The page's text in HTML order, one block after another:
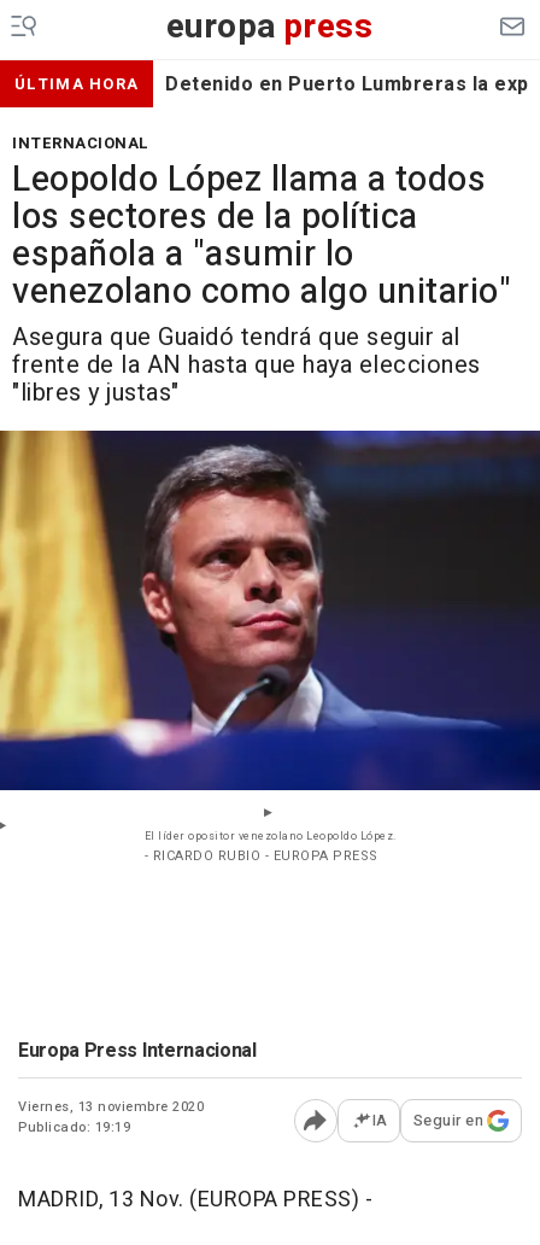
europa press
ÚLTIMA HORA Detenido en Puerto Lumbreras la
INTERNACIONAL
Leopoldo López llama a todos
los sectores de la política
española a "asumir lo
venezolano como algo unitario"
Asegura que Guaidó tendrá que seguir al
frente de la AN hasta que haya elecciones
"libres y justas"
El líder opositor venezolano Leopoldo López.
- RICARDO RUBIO - EUROPA PRESS
Europa Press Internacional
Viernes, 13 noviembre 2020
Publicado: 19:19
Abrir opciones para
IA Seguir en
MADRID, 13 Nov. (EUROPA PRESS) -